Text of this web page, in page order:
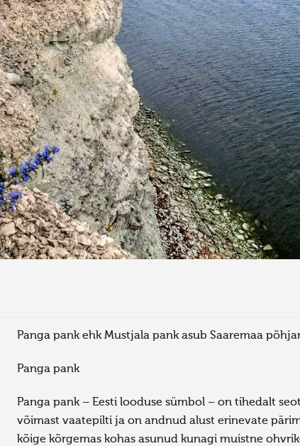
Panga pank ehk Mustjala pank asub Saaremaa
Panga pank
Panga pank – Eesti looduse sümbol – on tihedalt
võimast vaatepilti ja on andnud alust erinevate
kõige kõrgemas kohas asunud kunagi muistne